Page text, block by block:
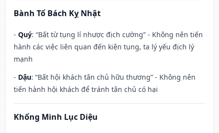
Bành Tổ Bách Kỵ Nhật
- Quý: “Bất từ tụng lí nhược địch cường” - Không nên tiến
hành các việc liên quan đến kiện tụng, ta lý yếu địch lý
mạnh
- Dậu: “Bất hội khách tân chủ hữu thương” - Không nên
tiến hành hội khách để tránh tân chủ có hại
Khổng Minh Lục Diệu